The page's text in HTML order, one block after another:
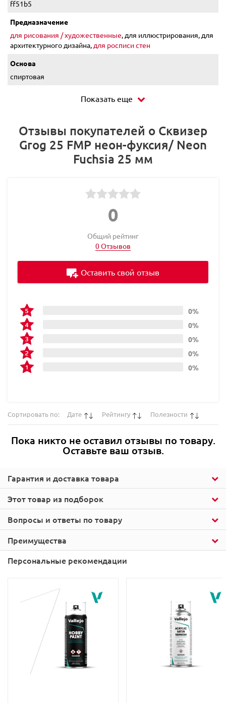
ff51b5
Предназначение
для рисования / художественные, для иллюстрирования, для
архитектурного дизайна, для росписи стен
Основа
спиртовая
Показать еще
Этот товар из подборок
Гарантия и доставка товара
Отзывы покупателей о Сквизер
Grog 25 FMP неон-фуксия/ Neon
Fuchsia 25 мм
0
Общий рейтинг
0 Отзывов
0%
0%
0%
0%
0%
Оставить свой отзыв
Сортировать по: Дате Рейтингу Полезности
Пока никто не оставил отзывы по товару.
Оставьте ваш отзыв.
Вопросы и ответы по товару
Преимущества
Персональные рекомендации